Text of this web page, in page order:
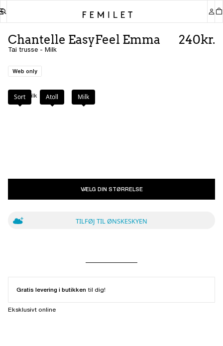
Chantelle EasyFeel Emma
Tai trusse - Milk
240kr.
Web only
Farve: Milk
Sort Atoll Milk
VÆLG DIN STØRRELSE
TILFØJ TIL ØNSKESKYEN
Gratis levering i butikken til dig!
Eksklusivt online